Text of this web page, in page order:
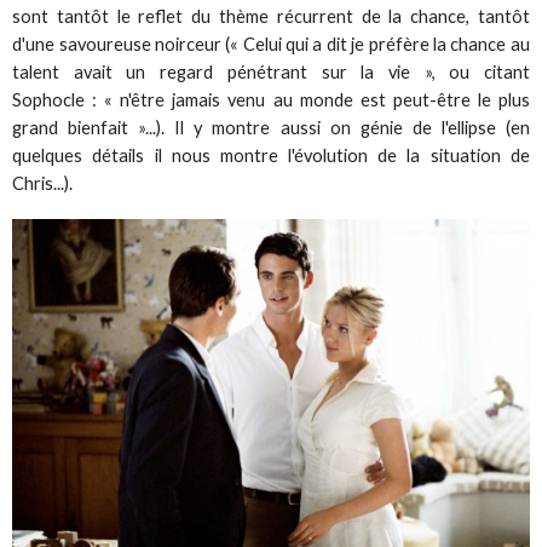
sont tantôt le reflet du thème récurrent de la chance, tantôt
d'une savoureuse noirceur (« Celui qui a dit je préfère la chance au
talent avait un regard pénétrant sur la vie », ou citant
Sophocle : « n'être jamais venu au monde est peut-être le plus
grand bienfait »...). Il y montre aussi on génie de l'ellipse (en
quelques détails il nous montre l'évolution de la situation de
Chris...).